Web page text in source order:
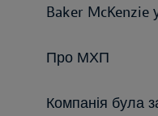
Baker McKenzie
Про МХП
Компанія була